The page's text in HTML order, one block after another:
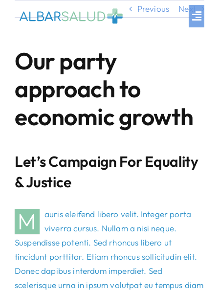
Nuestros productos
Proceso de Compra
Clientes
Contacto
Previous Next
Our party
approach to
economic growth
Let’s Campaign For Equality
& Justice
M
auris eleifend libero velit. Integer porta
viverra cursus. Nullam a nisi neque.
Suspendisse potenti. Sed rhoncus libero ut
tincidunt porttitor. Etiam rhoncus sollicitudin elit.
Donec dapibus interdum imperdiet. Sed
scelerisque urna in ipsum volutpat eu tempus diam